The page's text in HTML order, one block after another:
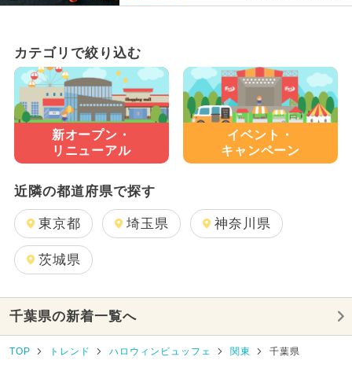
カテゴリで絞り込む
新オープン・
リニューアル
イベント・
キャンペーン
近隣の都道府県で探す
東京都 埼玉県 神奈川県
茨城県
千葉県の新着一覧へ
TOP トレンド ハロウィンビュッフェ 関東 千葉県